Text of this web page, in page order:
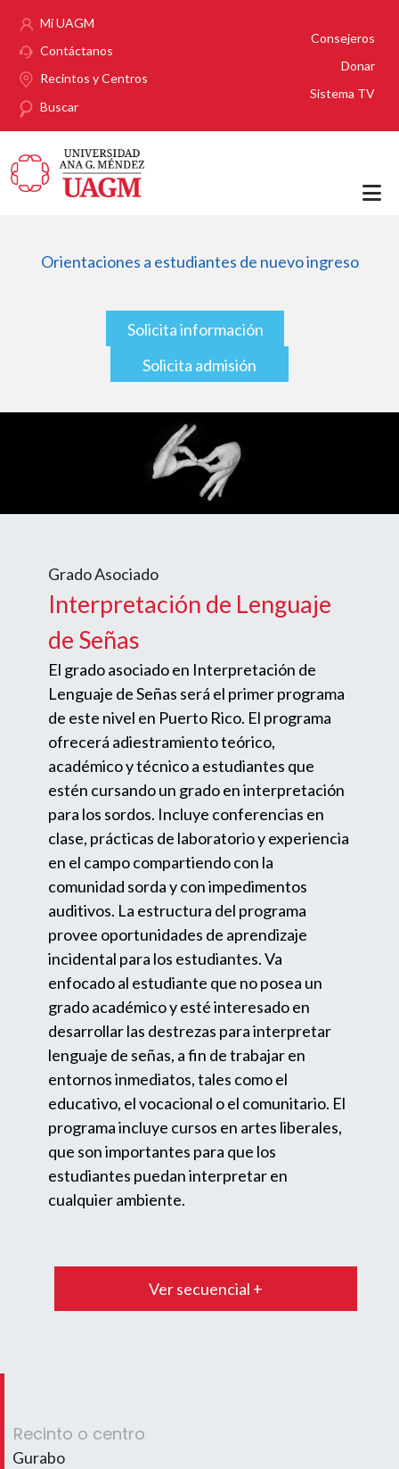
Mi UAGM
Contáctanos
Recintos y Centros
Buscar
Consejeros
Donar
Sistema TV
Orientaciones a estudiantes de nuevo ingreso
Solicita información
Solicita admisión
Grado Asociado
Interpretación de Lenguaje
de Señas
El grado asociado en Interpretación de
Lenguaje de Señas será el primer programa
de este nivel en Puerto Rico. El programa
ofrecerá adiestramiento teórico,
académico y técnico a estudiantes que
estén cursando un grado en interpretación
para los sordos. Incluye conferencias en
clase, prácticas de laboratorio y experiencia
en el campo compartiendo con la
comunidad sorda y con impedimentos
auditivos. La estructura del programa
provee oportunidades de aprendizaje
incidental para los estudiantes. Va
enfocado al estudiante que no posea un
grado académico y esté interesado en
desarrollar las destrezas para interpretar
lenguaje de señas, a fin de trabajar en
entornos inmediatos, tales como el
educativo, el vocacional o el comunitario. El
programa incluye cursos en artes liberales,
que son importantes para que los
estudiantes puedan interpretar en
cualquier ambiente.
Ver secuencial +
Recinto o centro
Gurabo